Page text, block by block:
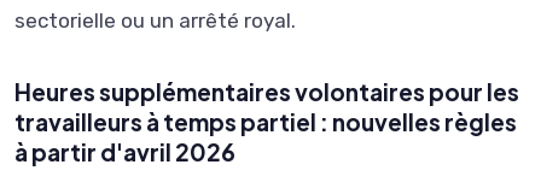
sectorielle ou un arrêté royal.
Heures supplémentaires volontaires pour les
travailleurs à temps partiel : nouvelles règles
à partir d'avril 2026